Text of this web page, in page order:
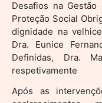
Desafios na
Proteção Social
dignidade na
Dra. Eunice
Definidas, Dra.
respetivamente
Após as